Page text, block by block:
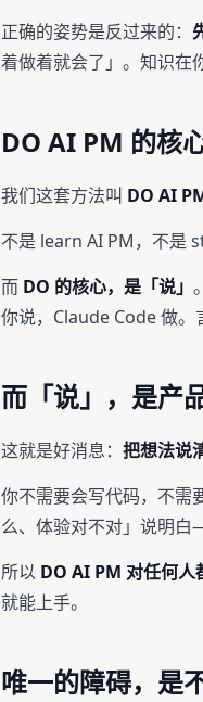
正确的姿势是反过来的：
着做着就会了」。知识在
DO AI PM 的核
我们这套方法叫 DO AI
不是 learn AI PM，不是
而 DO 的核心，是「说」
你说，Claude Code 做。
而「说」，是产
这就是好消息： 把想法说
你不需要会写代码，不需
么、体验对不对」说明
所以 DO AI PM 对任何人
就能上手。
唯一的障碍，是